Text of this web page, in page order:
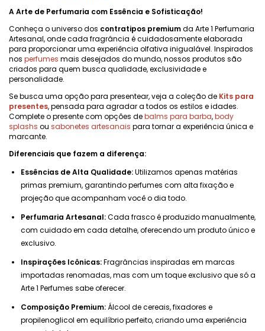
A Arte de Perfumaria com Essência e Sofisticação!
Conheça o universo dos contratipos premiumda Arte 1 Perfumaria
Artesanal, onde cada fragrância é cuidadosamente elaborada
para proporcionar uma experiência olfativa inigualável. Inspirados
nos perfumes mais desejados do mundo, nossos produtos são
criados para quem busca qualidade, exclusividade e
personalidade.
Se busca uma opção para presentear, veja a coleção de Kits para
presentes, pensada para agradar a todos os estilos e idades.
Complete o presente com opções debalms para barba,body
splashs ou sabonetes artesanais para tornar a experiência única e
marcante.
Diferenciais que fazem a diferença:
Essências de Alta Qualidade:Utilizamos apenas matérias
primas premium, garantindo perfumes com alta fixação e
projeção que acompanham você o dia todo.
Perfumaria Artesanal:Cada frasco é produzido manualmente,
com cuidado em cada detalhe, oferecendo um produto único e
exclusivo.
Inspirações Icônicas:Fragrâncias inspiradas em marcas
importadas renomadas, mas com um toque exclusivo que só a
Arte 1 Perfumes sabe oferecer.
Composição Premium:Álcool de cereais, fixadores e
propilenoglicol em equilíbrio perfeito, criando uma experiência